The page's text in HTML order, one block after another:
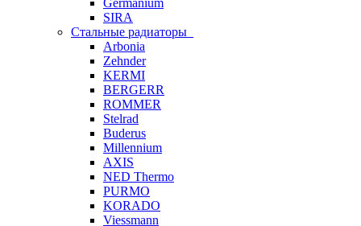
Germanium
SIRA
Стальные радиаторы
Arbonia
Zehnder
KERMI
BERGERR
ROMMER
Stelrad
Buderus
Millennium
AXIS
NED Thermo
PURMO
KORADO
Viessmann